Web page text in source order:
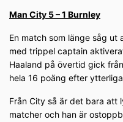
Man City 5 – 1 Burnley
En match som länge såg ut
med trippel captain
Haaland på övertid gick
hela 16 poäng efter
Från City så är det bara att
matcher och han är